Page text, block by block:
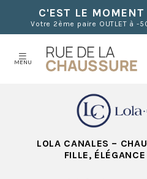
C'EST LE
Votre 2ème paire OUTLET à -
MENU
LOLA CANALES –
FILLE,